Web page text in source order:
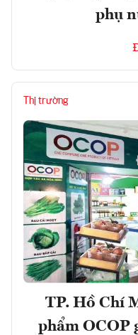
phụ
Thị trường
TP. Hồ Chí
phẩm OCOP